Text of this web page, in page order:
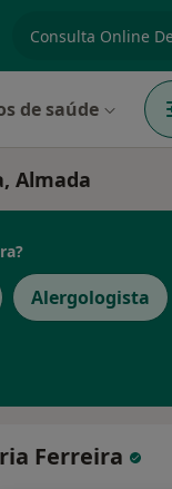
de saúde
Almada
Alergologista
Ferreira